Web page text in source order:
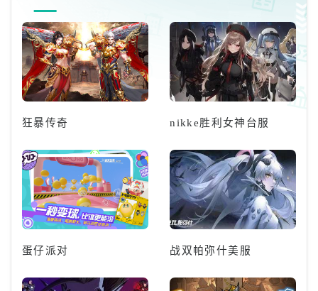
定。官方指出，《ProjectRX》
是由《蔚蓝档案》第二代PD车敏
瑞领导
狂暴传奇 nikke胜利女神台服
蛋仔派对 战双帕弥什美服